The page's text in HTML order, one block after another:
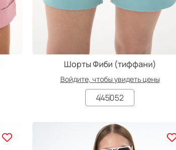
Шорты Фиби (тиффани)
Войдите, чтобы увидеть цены
445052